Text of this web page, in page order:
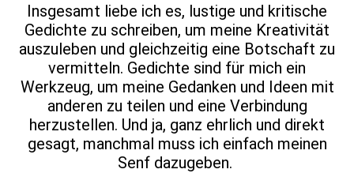
Insgesamt liebe ich es, lustige und kritische
Gedichte zu schreiben, um meine Kreativität
auszuleben und gleichzeitig eine Botschaft zu
vermitteln. Gedichte sind für mich ein
Werkzeug, um meine Gedanken und Ideen mit
anderen zu teilen und eine Verbindung
herzustellen. Und ja, ganz ehrlich und direkt
gesagt, manchmal muss ich einfach meinen
Senf dazugeben.